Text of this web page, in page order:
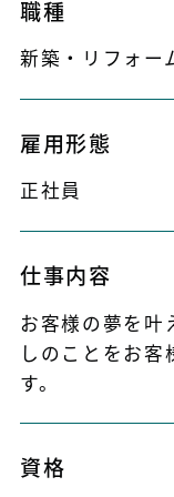
職種
新築・リフォー
雇用形態
正社員
仕事内容
お客様の夢を叶
しのことをお客
す。
資格